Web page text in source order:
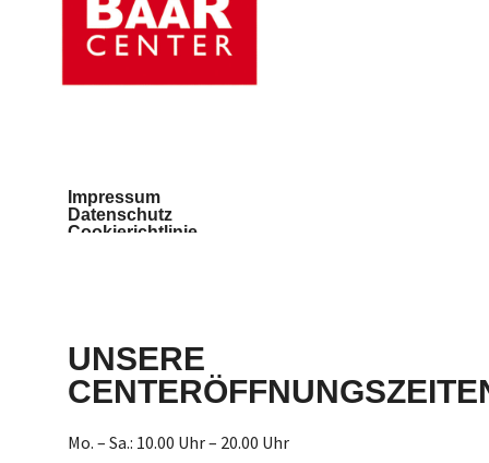
Impressum
Datenschutz
Cookierichtlinie
UNSERE
Mo. – Sa.: 10.00 Uhr – 20.00 Uhr